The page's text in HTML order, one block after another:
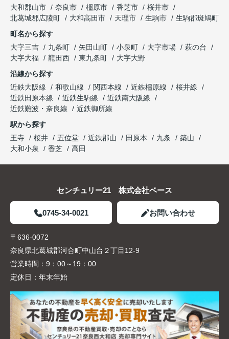
大和郡山市
奈良市 橿原市 香芝市
桜井市
北葛城郡広陵町
大和高田市 天理市 生駒市
生駒郡斑鳩町
町名から探す
大字三吉
九条町 矢田山町 小泉町 大字市場
萩の台
大字大福
龍田西 東九条町
大字大野
沿線から探す
近鉄大阪線
和歌山線 関西本線 近鉄橿原線
桜井線
近鉄田原本線
近鉄生駒線
近鉄南大阪線
近鉄難波・奈良線
近鉄御所線
駅から探す
王寺
桜井 五位堂 近鉄郡山 田原本 九条
築山
大和小泉
香芝 高田
センチュリー21 株式会社ベース
0745-34-0021 お問い合わせ
〒636-0072
奈良県北葛城郡河合町中山台２丁目12-9
営業時間： 9：00～19：00
定休日： 年末年始